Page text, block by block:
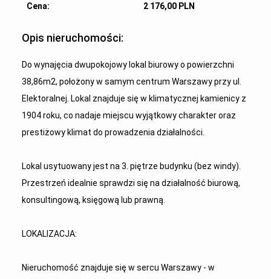
Cena: 2 176,00 PLN
Opis nieruchomości:
Do wynajęcia dwupokojowy lokal biurowy o powierzchni
38,86m2, położony w samym centrum Warszawy przy ul.
Elektoralnej. Lokal znajduje się w klimatycznej kamienicy z
1904 roku, co nadaje miejscu wyjątkowy charakter oraz
prestiżowy klimat do prowadzenia działalności.
Lokal usytuowany jest na 3. piętrze budynku (bez windy).
Przestrzeń idealnie sprawdzi się na działalność biurową,
konsultingową, księgową lub prawną.
LOKALIZACJA:
Nieruchomość znajduje się w sercu Warszawy - w